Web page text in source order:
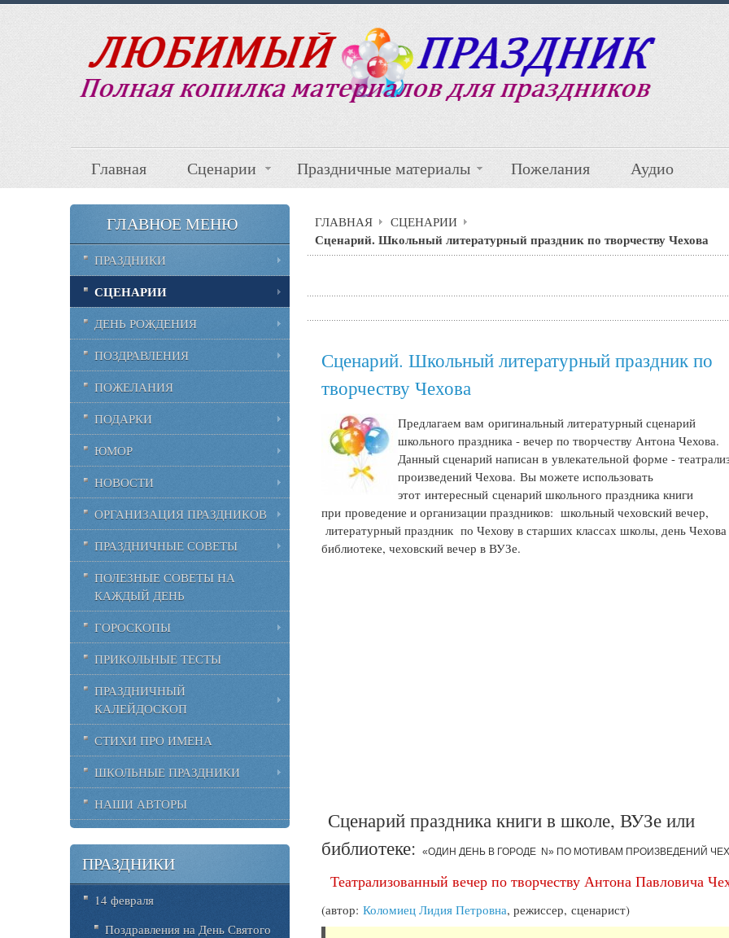
Главная Сценарии Праздничные материалы Пожелания Аудио
ГЛАВНАЯ СЦЕНАРИИ
Сценарий. Школьный литературный праздник по творчеству Чехова
Сценарий. Школьный литературный праздник по
творчеству Чехова
Предлагаем вам оригинальный литературный сценарий
школьного праздника - вечер по творчеству Антона Чехова.
Данный сценарий написан в увлекательной форме -
произведений Чехова. Вы можете использовать
этот интересный сценарий школьного праздника книги
при проведение и организации праздников: школьный чеховский вечер,
литературный праздник по Чехову в старших классах школы, день Чехова
библиотеке, чеховский вечер в ВУЗе.
Сценарий праздника книги в школе, ВУЗе или
библиотеке:«ОДИН ДЕНЬ В ГОРОДЕ N» ПО МОТИВАМ ПРОИЗВЕДЕНИЙ
Театрализованный вечер по творчеству Антона Павловича
(автор:Коломиец Лидия Петровна, режиссер,сценарист)
ГЛАВНОЕ МЕНЮ
ПРАЗДНИКИ
СЦЕНАРИИ
ДЕНЬ РОЖДЕНИЯ
ПОЗДРАВЛЕНИЯ
ПОЖЕЛАНИЯ
ПОДАРКИ
ЮМОР
НОВОСТИ
ОРГАНИЗАЦИЯ ПРАЗДНИКОВ
ПРАЗДНИЧНЫЕ СОВЕТЫ
ПОЛЕЗНЫЕ СОВЕТЫ НА
КАЖДЫЙ ДЕНЬ
ГОРОСКОПЫ
ПРИКОЛЬНЫЕ ТЕСТЫ
ПРАЗДНИЧНЫЙ
КАЛЕЙДОСКОП
СТИХИ ПРО ИМЕНА
ШКОЛЬНЫЕ ПРАЗДНИКИ
НАШИ АВТОРЫ
ПРАЗДНИКИ
14 февраля
Поздравления на День Святого